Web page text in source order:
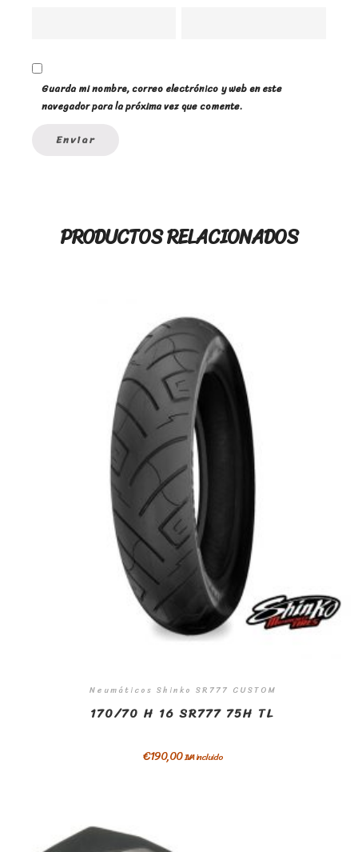
Guarda mi nombre, correo electrónico y web en este
navegador para la próxima vez que comente.
PRODUCTOS RELACIONADOS
Neumáticos Shinko SR777 CUSTOM
170/70 H 16 SR777 75H TL
€190,00IVA incluido